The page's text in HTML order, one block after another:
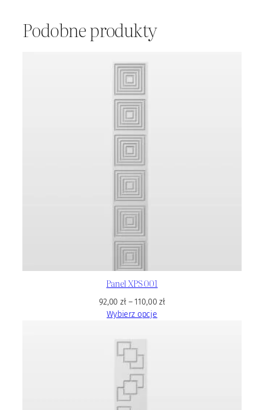
Podobne produkty
Panel XPS 001
92,00zł– 110,00zł
Wybierz opcje